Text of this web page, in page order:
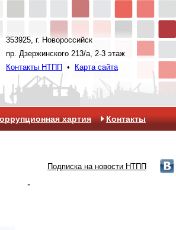
353925, г. Новороссийск
пр. Дзержинского 213/а, 2-3 этаж
Контакты НТПП
• Карта сайта
хартия Контакты
Подписка на новости НТПП
-